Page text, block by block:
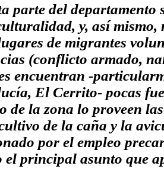
parte del
y, así mismo,
de migrantes
(conflicto armado,
encuentran -
El Cerrito- pocas
de la zona lo proveen
de la caña y la
por el empleo
el principal asunto que